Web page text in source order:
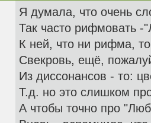
Я думала, что очень
Так часто рифмовать -
К ней, что ни рифма,
Свекровь, ещё,
Из диссонансов - то:
Т.д. но это слишком
А чтобы точно про